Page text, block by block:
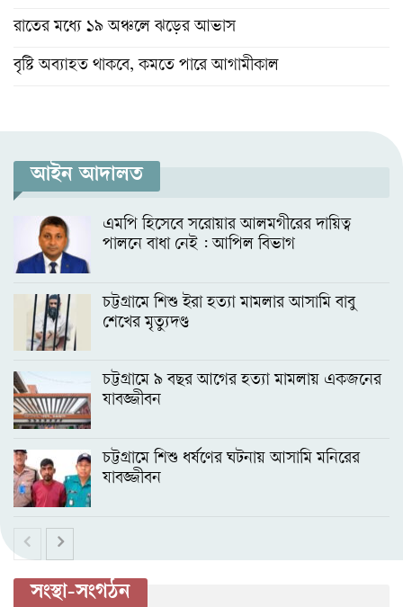
রাতের মধ্যে ১৯ অঞ্চলে ঝড়ের আভাস
বৃষ্টি অব্যাহত থাকবে, কমতে পারে আগামীকাল
আইন আদালত
এমপি​ হিসেবে সরোয়ার আলমগীরের দায়িত্ব
পালনে বাধা নেই : আপিল বিভাগ
চট্টগ্রামে শিশু ইরা হত্যা মামলার আসামি বাবু
শেখের মৃত্যুদণ্ড
চট্টগ্রামে ৯ বছর আগের হত্যা মামলায় একজনের
যাবজ্জীবন
চট্টগ্রামে শিশু ধর্ষণের ঘটনায় আসামি মনিরের
যাবজ্জীবন
সংস্থা-সংগঠন